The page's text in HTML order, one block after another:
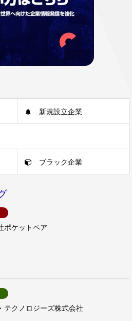
新規設立企業
ブラック企業
ポケットペア
テクノロジーズ株式会社